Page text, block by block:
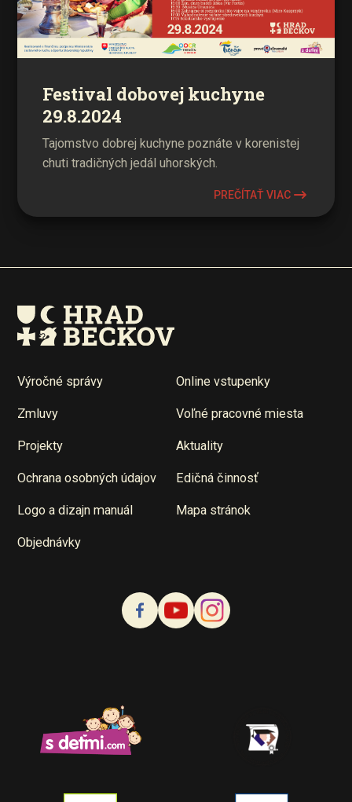
Festival dobovej kuchyne
29.8.2024
Tajomstvo dobrej kuchyne poznáte v korenistej
chuti tradičných jedál uhorských.
PREČÍTAŤ VIAC
Výročné správy Online vstupenky
Zmluvy Voľné pracovné miesta
Projekty Aktuality
Ochrana osobných údajov Edičná činnosť
Logo a dizajn manuál Mapa stránok
Objednávky